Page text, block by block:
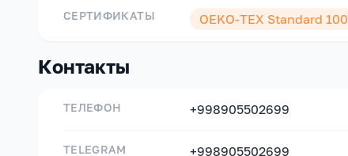
СЕРТИФИКАТЫ OEKO-TEX Standard 100
Контакты
ТЕЛЕФОН +998905502699
TELEGRAM +998905502699